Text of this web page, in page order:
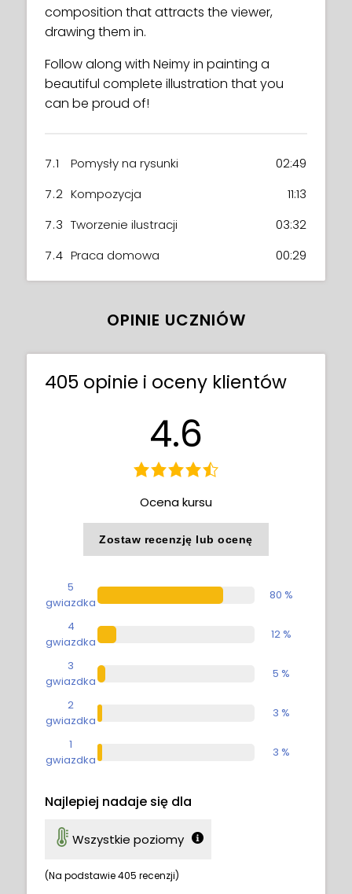
composition that attracts the viewer,
drawing them in.
Follow along with Neimy in painting a
beautiful complete illustration that you
can be proud of!
7.1 Pomysły na rysunki
02:49
7.2 Kompozycja
11:13
7.3 Tworzenie ilustracji
03:32
7.4 Praca domowa 00:29
OPINIE UCZNIÓW
405 opinie i oceny klientów
4.6
Ocena kursu
Zostaw recenzję lub ocenę
5
gwiazdka
80 %
4
gwiazdka
12 %
3
gwiazdka
5 %
2
gwiazdka
3 %
1
gwiazdka
3 %
Najlepiej nadaje się dla
Wszystkie poziomy
(Na podstawie 405 recenzji)